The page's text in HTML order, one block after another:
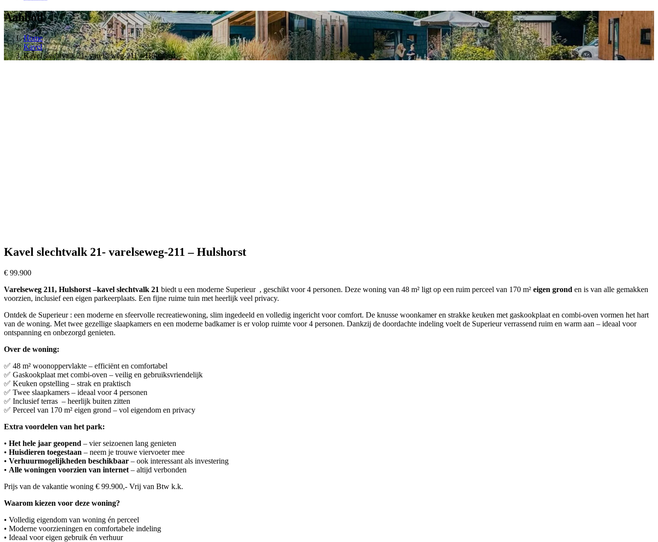
Aanbod
Home
Kavel
Kavel slechtvalk 21- varelseweg-211 – Hulshorst
Kavel slechtvalk 21- varelseweg-211 – Hulshorst
€ 99.900
Varelseweg 211, Hulshorst –kavel slechtvalk 21 biedt u een moderne Superieur , geschikt voor 4 personen. Deze woning van 48 m² ligt op een ruim perceel van 170 m² eigen grond en is van alle gemakken
voorzien, inclusief een eigen parkeerplaats. Een fijne ruime tuin met heerlijk veel privacy.
Ontdek de Superieur : een moderne en sfeervolle recreatiewoning, slim ingedeeld en volledig ingericht voor comfort. De knusse woonkamer en strakke keuken met gaskookplaat en combi-oven vormen het hart
van de woning. Met twee gezellige slaapkamers en een moderne badkamer is er volop ruimte voor 4 personen. Dankzij de doordachte indeling voelt de Superieur verrassend ruim en warm aan – ideaal voor
ontspanning en onbezorgd genieten.
Over de woning:
✅ 48 m² woonoppervlakte – efficiënt en comfortabel
✅ Gaskookplaat met combi-oven – veilig en gebruiksvriendelijk
✅ Keuken opstelling – strak en praktisch
✅ Twee slaapkamers – ideaal voor 4 personen
✅ Inclusief terras – heerlijk buiten zitten
✅ Perceel van 170 m² eigen grond – vol eigendom en privacy
Extra voordelen van het park:
• Het hele jaar geopend – vier seizoenen lang genieten
• Huisdieren toegestaan – neem je trouwe viervoeter mee
• Verhuurmogelijkheden beschikbaar – ook interessant als investering
• Alle woningen voorzien van internet – altijd verbonden
Prijs van de vakantie woning € 99.900,- Vrij van Btw k.k.
Waarom kiezen voor deze woning?
• Volledig eigendom van woning én perceel
• Moderne voorzieningen en comfortabele indeling
• Ideaal voor eigen gebruik én verhuur